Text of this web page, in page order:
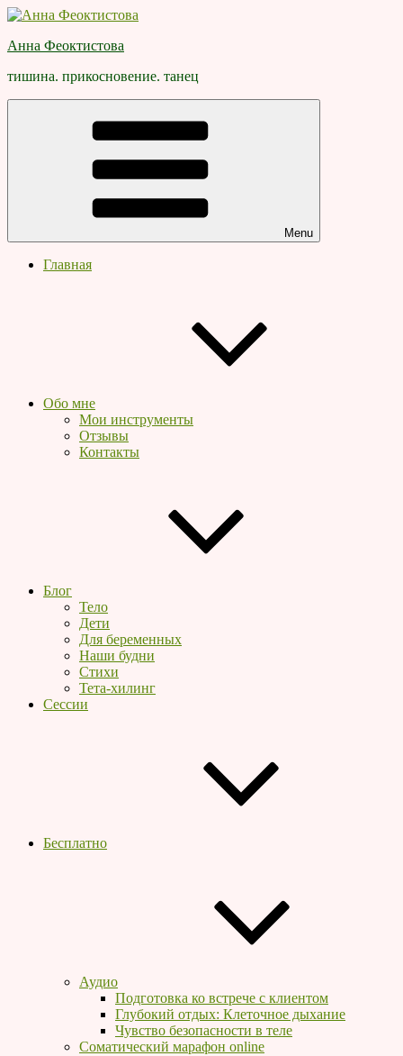
Skip
content
Анна Феоктистова
тишина. прикосновение. танец
Menu
Главная
Обо мне
Мои инструменты
Отзывы
Контакты
Блог
Тело
Дети
Для беременных
Наши будни
Стихи
Тета-хилинг
Сессии
Бесплатно
Аудио
Подготовка ко встрече с клиентом
Глубокий отдых: Клеточное дыхание
Чувство безопасности в теле
Соматический марафон online